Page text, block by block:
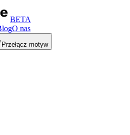
BETA
O nas
Przełącz motyw